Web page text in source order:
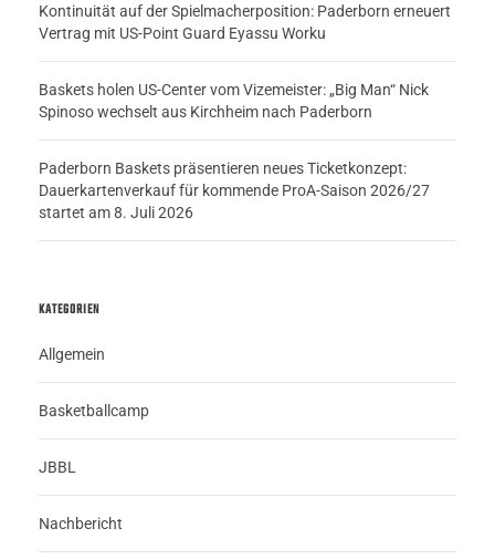
Kontinuität auf der Spielmacherposition: Paderborn erneuert
Vertrag mit US-Point Guard Eyassu Worku
Baskets holen US-Center vom Vizemeister: „Big Man“ Nick
Spinoso wechselt aus Kirchheim nach Paderborn
Paderborn Baskets präsentieren neues Ticketkonzept:
Dauerkartenverkauf für kommende ProA-Saison 2026/27
startet am 8. Juli 2026
KATEGORIEN
Allgemein
Basketballcamp
JBBL
Nachbericht